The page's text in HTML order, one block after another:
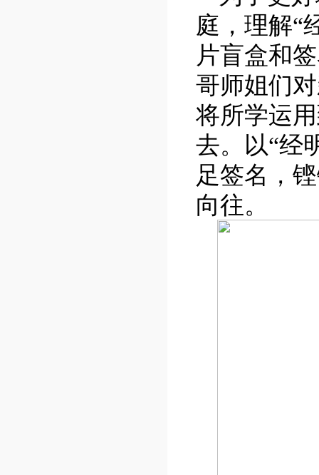
庭，理解“
片盲盒和
哥师姐们
将所学运
去。以“经
足签名，
向往。